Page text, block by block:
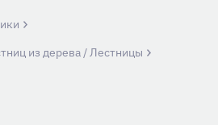
из дерева / Лестницы